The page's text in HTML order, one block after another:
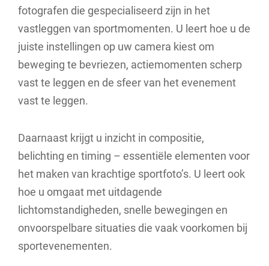
fotografen die gespecialiseerd zijn in het
vastleggen van sportmomenten. U leert hoe u de
juiste instellingen op uw camera kiest om
beweging te bevriezen, actiemomenten scherp
vast te leggen en de sfeer van het evenement
vast te leggen.
Daarnaast krijgt u inzicht in compositie,
belichting en timing – essentiële elementen voor
het maken van krachtige sportfoto’s. U leert ook
hoe u omgaat met uitdagende
lichtomstandigheden, snelle bewegingen en
onvoorspelbare situaties die vaak voorkomen bij
sportevenementen.